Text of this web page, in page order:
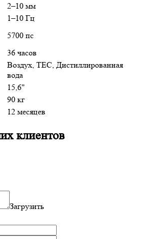
2–10 мм
1–10 Гц
5700 пс
36 часов
Воздух, TEC, Дистиллированная
вода
15,6"
90 кг
12 месяцев
клиентов
Загрузить